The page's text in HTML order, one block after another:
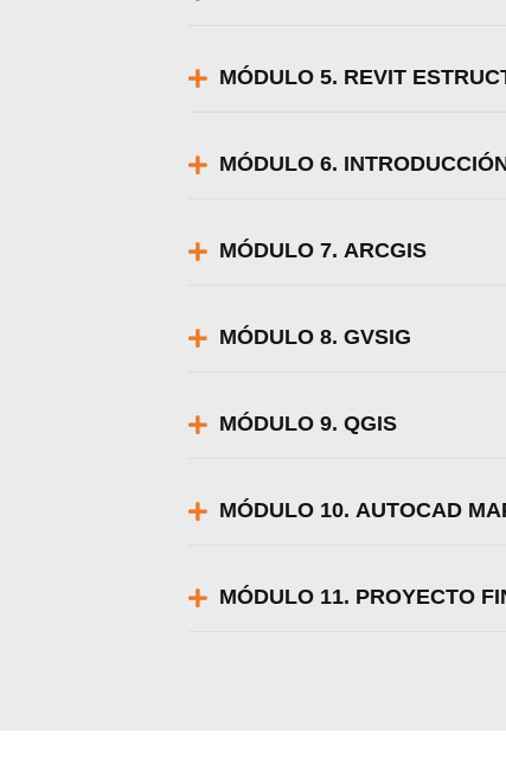
MÓDULO 5. REVIT
MÓDULO 6.
MÓDULO 7. ARCGIS
MÓDULO 8. GVSIG
MÓDULO 9. QGIS
MÓDULO 10. AUTOCAD
MÓDULO 11. PROYECTO